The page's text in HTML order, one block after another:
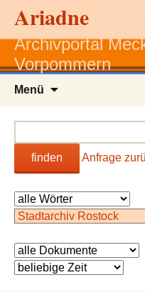
Ariadne
Archivportal
Vorpommern
Menü
finden Anfrage